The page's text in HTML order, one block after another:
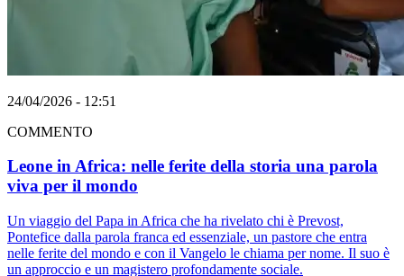
24/04/2026 - 12:51
COMMENTO
Leone in Africa: nelle ferite della storia una parola
viva per il mondo
Un viaggio del Papa in Africa che ha rivelato chi è Prevost,
Pontefice dalla parola franca ed essenziale, un pastore che entra
nelle ferite del mondo e con il Vangelo le chiama per nome. Il suo è
un approccio e un magistero profondamente sociale.